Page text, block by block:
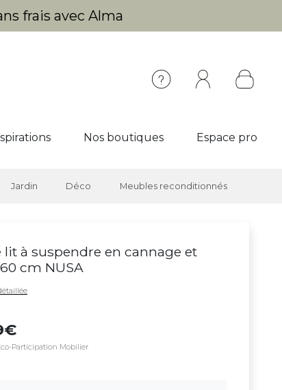
frais avec Alma
Nos boutiques Espace pro
Jardin Déco Meubles reconditionnés
lit à suspendre en cannage et
cm NUSA
Participation Mobilier